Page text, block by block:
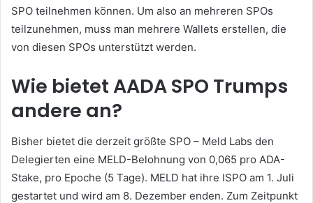
SPO teilnehmen können. Um also an mehreren SPOs
teilzunehmen, muss man mehrere Wallets erstellen, die
von diesen SPOs unterstützt werden.
Wie bietet AADA SPO Trumps
andere an?
Bisher bietet die derzeit größte SPO – Meld Labs den
Delegierten eine MELD-Belohnung von 0,065 pro ADA-
Stake, pro Epoche (5 Tage). MELD hat ihre ISPO am 1. Juli
gestartet und wird am 8. Dezember enden. Zum Zeitpunkt